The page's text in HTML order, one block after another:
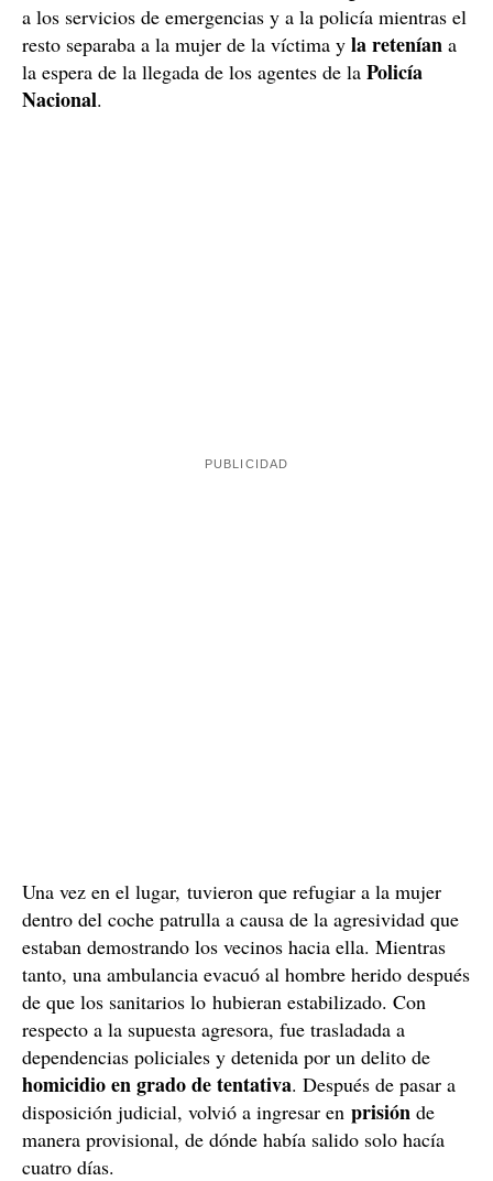
a los servicios de emergencias y a la policía mientras el
resto separaba a la mujer de la víctima y la retenían a
la espera de la llegada de los agentes de la Policía
Nacional.
Una vez en el lugar, tuvieron que refugiar a la mujer
dentro del coche patrulla a causa de la agresividad que
estaban demostrando los vecinos hacia ella. Mientras
tanto, una ambulancia evacuó al hombre herido después
de que los sanitarios lo hubieran estabilizado. Con
respecto a la supuesta agresora, fue trasladada a
dependencias policiales y detenida por un delito de
homicidio en grado de tentativa. Después de pasar a
disposición judicial, volvió a ingresar en prisión de
manera provisional, de dónde había salido solo hacía
cuatro días.